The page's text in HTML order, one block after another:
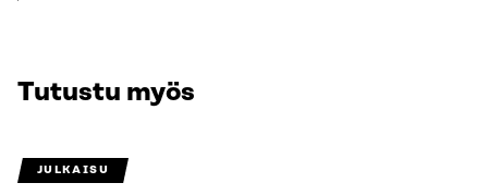
Tutustu myös
JULKAISU